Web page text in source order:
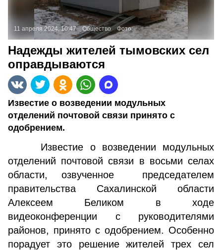
11 апреля 2024, 10:47 Общество Фото:
Надежды жителей тымовских сел
оправдываются
Известие о возведении модульных
отделений почтовой связи принято с
одобрением.
Известие о возведении модульных
отделений почтовой связи в восьми селах
области, озвученное председателем
правительства Сахалинской области
Алексеем Беликом в ходе
видеоконференции с руководителями
районов, принято с одобрением. Особенно
порадует это решение жителей трех сел